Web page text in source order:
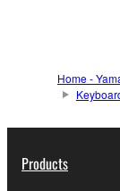
Home -
Products